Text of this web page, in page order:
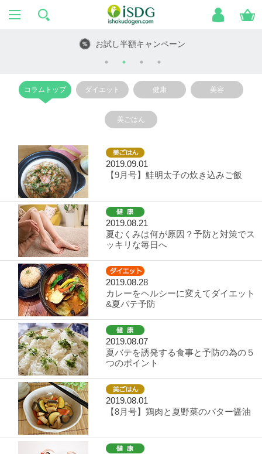
コラムトップ ダイエット 健康 美容
美ごはん
2019.09.01
【9月号】鮭明太子の炊き込みご飯
2019.08.21
夏むくみは何が原因？予防と対策でス
ッキリな毎日へ
2019.08.28
カレーをヘルシーに変えてダイエット
&夏バテ予防
2019.08.07
夏バテを誘発する食事と予防の為の５
つのポイント
2019.08.01
【8月号】鶏肉と夏野菜のバター醤油